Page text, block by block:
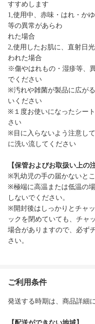
すすめします
1,使用中、赤味・はれ・か
等の異常があらわ
れた場合
2,使用したお肌に、直射日
われた場合
※傷やはれもの・湿疹等、
でください
※汚れや雑菌が製品に広が
いください
※１度お使いになったシー
さい
※目に入らないよう注意し
に洗い流してください
【保管およびお取扱い上の
※乳幼児の手の届かないと
※極端に高温または低温の
しないでください。
※開封後はしっかりとチャ
ックを閉めていても、チャ
場合がありますので、必ず
さい。
ご利用条件
発送する時期は、商品詳細